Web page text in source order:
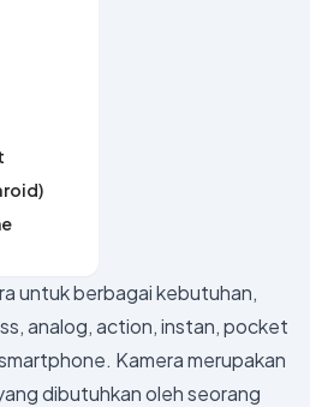
untuk berbagai kebutuhan,
analog, action, instan, pocket
Kamera merupakan
dibutuhkan oleh seorang